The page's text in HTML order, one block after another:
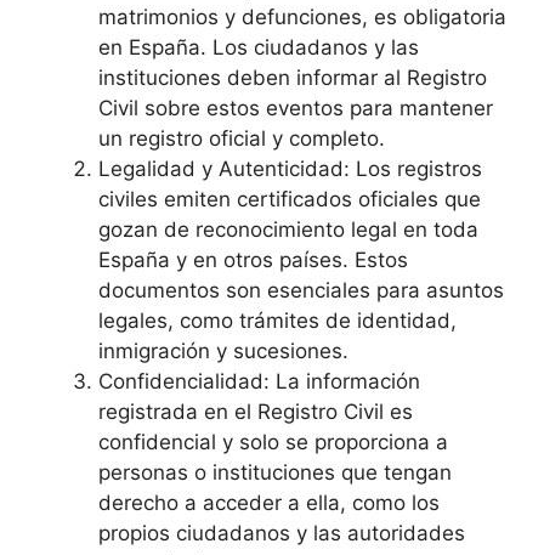
matrimonios y defunciones, es obligatoria
en España. Los ciudadanos y las
instituciones deben informar al Registro
Civil sobre estos eventos para mantener
un registro oficial y completo.
Legalidad y Autenticidad: Los registros
civiles emiten certificados oficiales que
gozan de reconocimiento legal en toda
España y en otros países. Estos
documentos son esenciales para asuntos
legales, como trámites de identidad,
inmigración y sucesiones.
Confidencialidad: La información
registrada en el Registro Civil es
confidencial y solo se proporciona a
personas o instituciones que tengan
derecho a acceder a ella, como los
propios ciudadanos y las autoridades